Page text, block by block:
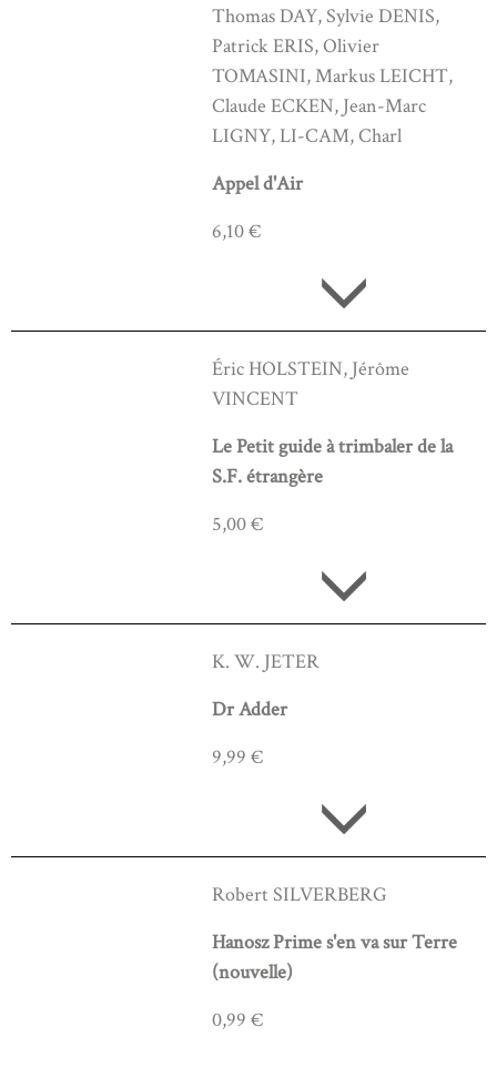
Thomas DAY, Sylvie DENIS,
Patrick ERIS, Olivier
TOMASINI, Markus LEICHT,
Claude ECKEN, Jean-Marc
LIGNY, LI-CAM, Charl
Appel d'Air
6,10 €
Éric HOLSTEIN, Jérôme
VINCENT
Le Petit guide à trimbaler de la
S.F. étrangère
5,00 €
K. W. JETER
Dr Adder
9,99 €
Robert SILVERBERG
Hanosz Prime s'en va sur Terre
(nouvelle)
0,99 €